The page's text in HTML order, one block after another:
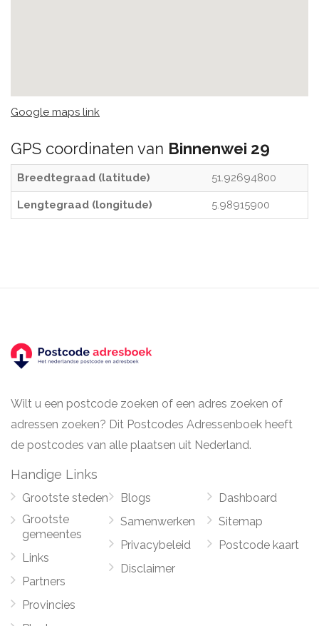
Google maps link
GPS coordinaten van Binnenwei 29
Breedtegraad (latitude) 51.92694800
Lengtegraad (longitude) 5.98915900
Wilt u een postcode zoeken of een adres zoeken of
adressen zoeken? Dit Postcodes Adressenboek heeft
de postcodes van alle plaatsen uit Nederland.
Handige Links
Grootste steden
Grootste
gemeentes
Links
Partners
Provincies
Blogs
Samenwerken
Privacybeleid
Disclaimer
Dashboard
Sitemap
Postcode kaart